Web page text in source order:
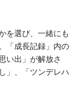
を選び、一緒にも
「成長記録」内の
い出」が解放さ
」、「ツンデレハ